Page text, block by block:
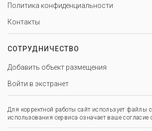
Политика конфиденциальности
Контакты
СОТРУДНИЧЕСТВО
Добавить объект размещения
Войти в экстранет
Для корректной работы сайт использует файлы
использования сервиса означает ваше согласие